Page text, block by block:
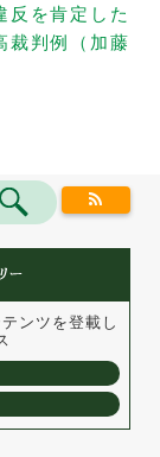
反を肯定した
裁判例（加藤
ンツを登載し